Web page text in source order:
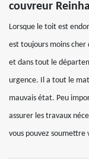
couvreur
Lorsque le toit est
est toujours moins cher
et dans tout le
urgence. Il a tout le
mauvais état. Peu
assurer les travaux
vous pouvez